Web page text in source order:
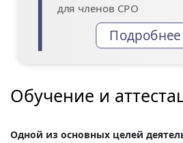
для членов СРО
Обучение и
Одной из основных целей